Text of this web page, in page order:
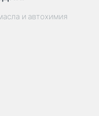
и автохимия